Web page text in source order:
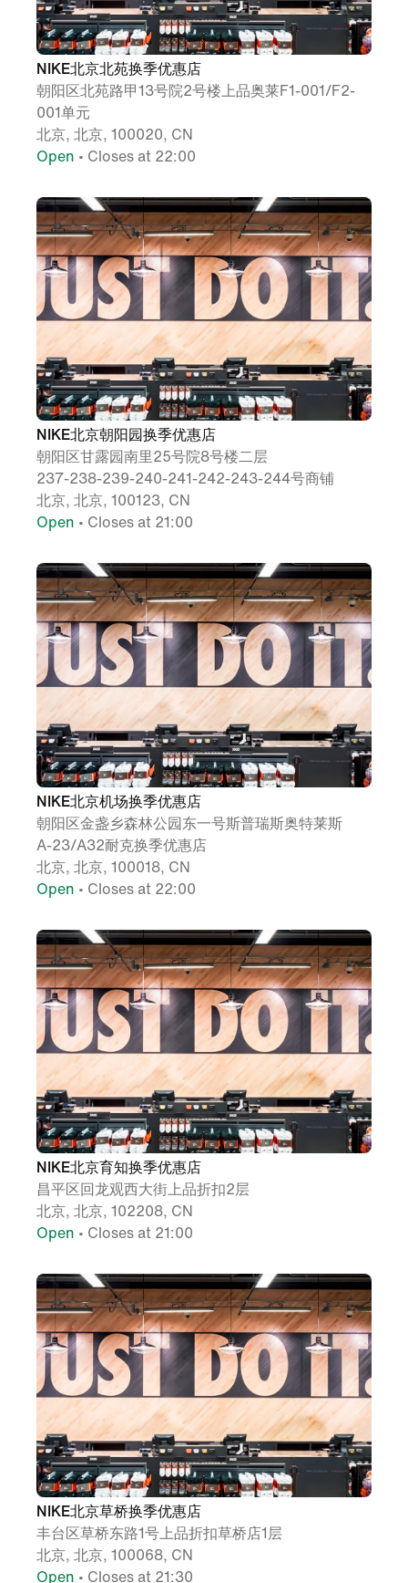
NIKE北京北苑换季优惠店
朝阳区北苑路甲13号院2号楼上品奥莱F1-001/F2-
001单元
北京, 北京, 100020, CN
Open • Closes at 22:00
NIKE北京朝阳园换季优惠店
朝阳区甘露园南里25号院8号楼二层
237-238-239-240-241-242-243-244号商铺
北京, 北京, 100123, CN
Open • Closes at 21:00
NIKE北京机场换季优惠店
朝阳区金盏乡森林公园东一号斯普瑞斯奥特莱斯
A-23/A32耐克换季优惠店
北京, 北京, 100018, CN
Open • Closes at 22:00
NIKE北京育知换季优惠店
昌平区回龙观西大街上品折扣2层
北京, 北京, 102208, CN
Open • Closes at 21:00
NIKE北京草桥换季优惠店
丰台区草桥东路1号上品折扣草桥店1层
北京, 北京, 100068, CN
Open • Closes at 21:30